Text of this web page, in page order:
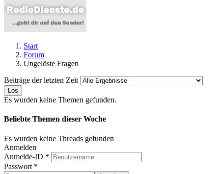
Start
Forum
Ungelöste Fragen
Beiträge der letzten Zeit
Los
Es wurden keine Themen gefunden.
Beliebte Themen dieser Woche
Es wurden keine Threads gefunden
Anmelden
Anmelde-ID *
Passwort *